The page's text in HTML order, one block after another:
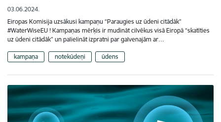
03.06.2024.
Eiropas Komisija uzsākusi kampaņu “Paraugies uz ūdeni citādāk”
#WaterWiseEU ! Kampaņas mērķis ir mudināt cilvēkus visā Eiropā “skatīties
uz ūdeni citādāk” un palielināt izpratni par galvenajām ar…
kampaņa notekūdeņi ūdens